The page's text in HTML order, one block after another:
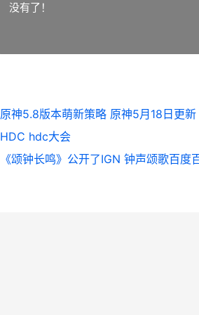
没有了！
原神5.8版本萌新策略 原神5月18日更新
HDC hdc大会
《颂钟长鸣》公开了IGN 钟声颂歌百度